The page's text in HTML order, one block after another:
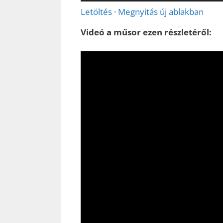
Letöltés · Megnyitás új ablakban
Videó a műsor ezen részletéről: